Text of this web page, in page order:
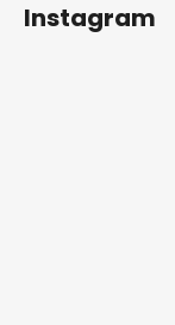
Instagram